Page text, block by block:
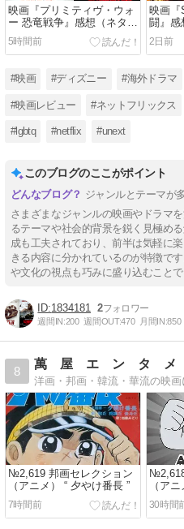
#ブランドニ
ューデイ
映画『プリミティヴ・ウォ
ー 恐竜戦争』感想（ネタバ
レ）…戦争よりも恐竜を愛
そう
5時間前
映画『
闘』感
SISU2
2日前
#映画 #ディズニー #海外ドラマ
#映画レビュー #ネットフリックス
#lgbtq #netflix #unext
このブログのここがポイント
ジャンルとテーマが
さまざまなジャンルの映画やドラマ
るテーマや社会的背景を鋭く見極め
成も工夫されており、前半は気軽に
きる内容に分かれているのが特徴で
や文化の視点も巧みに盛り込むこと
1834181 2
週間IN:200 週間OUT:470 月間IN:850
8
萬 屋 エ ン タ メ
№2,619 邦画セレクション
（アニメ） “ 夕やけ番長 ”
7時間前
（ア
30時間